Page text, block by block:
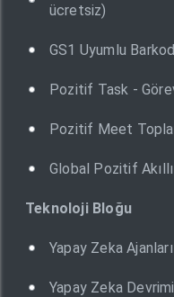
ücretsiz)
GS1 Uyumlu
Pozitif Task -
Pozitif Meet
Global Pozitif
Teknoloji Bloğu
Yapay Zeka Ajanları
Yapay Zeka